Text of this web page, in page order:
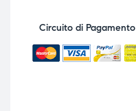
Circuito di